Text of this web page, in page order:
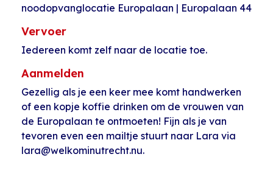
noodopvanglocatie Europalaan | Europalaan 44
Vervoer
Iedereen komt zelf naar de locatie toe.
Aanmelden
Gezellig als je een keer mee komt handwerken
of een kopje koffie drinken om de vrouwen van
de Europalaan te ontmoeten! Fijn als je van
tevoren even een mailtje stuurt naar Lara via
lara@welkominutrecht.nu.